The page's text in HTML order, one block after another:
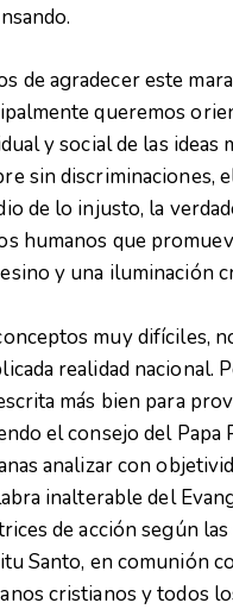
de agradecer este
queremos
y social de las ideas
sin discriminaciones,
de lo injusto, la
humanos que
y una iluminación
muy difíciles,
realidad nacional.
más bien para
el consejo del Papa
analizar con
inalterable del
de acción según
Santo, en comunión
cristianos y todos